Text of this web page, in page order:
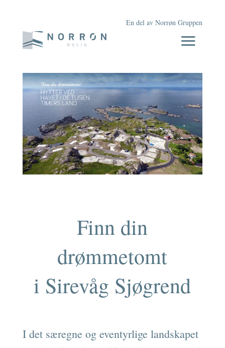
En del av Norrøn Gruppen
Finn din
drømmetomt
i Sirevåg Sjøgrend
I det særegne og eventyrlige landskapet